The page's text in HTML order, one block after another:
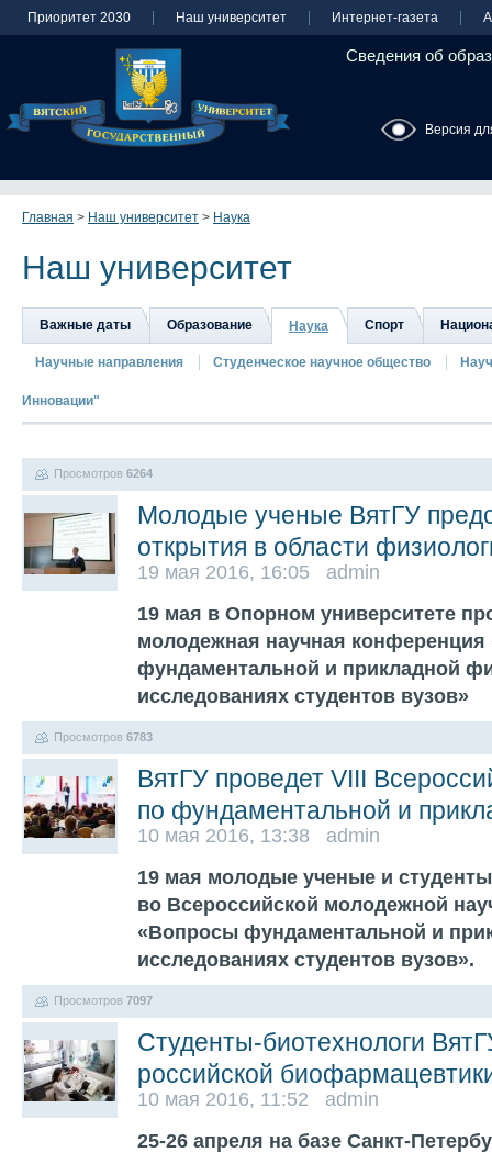
Приоритет 2030 Наш университет Интернет-газета
Сведения об
Версия
Главная > Наш университет > Наука
Наш университет
Важные даты Образование Наука Спорт
Научные направления Студенческое научное общество
Инновации"
Просмотров 6264
Молодые ученые ВятГУ
открытия в области
19 мая 2016, 16:05 admin
19 мая в Опорном университете
молодежная научная
фундаментальной и прикладной
исследованиях студентов вузов»
Просмотров 6783
ВятГУ проведет VIII
по фундаментальной и
10 мая 2016, 13:38 admin
19 мая молодые ученые и
во Всероссийской молодежной
«Вопросы фундаментальной и
исследованиях студентов вузов».
Просмотров 7097
Студенты-биотехнологи
российской
10 мая 2016, 11:52 admin
25-26 апреля на базе Санкт-